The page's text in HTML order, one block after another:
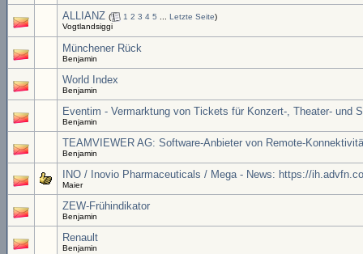
ALLIANZ ( 1 2 3 4 5 Letzte Seite)
Vogtlandsiggi
Münchener Rück
Benjamin
World Index
Benjamin
Eventim - Vermarktung von Tickets für Konzert-, Theater- und
Benjamin
TEAMVIEWER AG: Software-Anbieter von Remote-
Benjamin
INO / Inovio Pharmaceuticals / Mega - News: https://
Maier
ZEW-Frühindikator
Benjamin
Renault
Benjamin